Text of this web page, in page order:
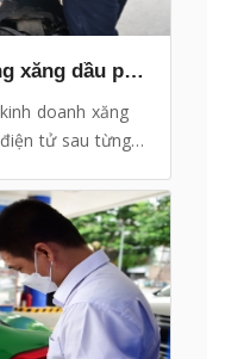
Tổng cục Thuế: Cửa hàng xăng dầu phải phát hành hóa đơn điện tử cho từng lần bán hàng
doanh xăng
tử sau từng
giám sát, xử lý